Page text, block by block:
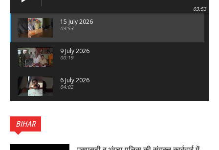
03:53
15 July 2026
03:53
9 July 2026
00:19
6 July 2026
04:02
का भव्य पथ संचलन, 5 July 2026
BIHAR